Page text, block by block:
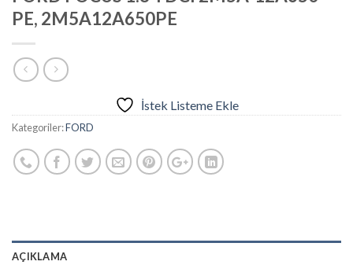
PE, 2M5A12A650PE
İstek Listeme Ekle
Kategoriler:FORD
AÇIKLAMA